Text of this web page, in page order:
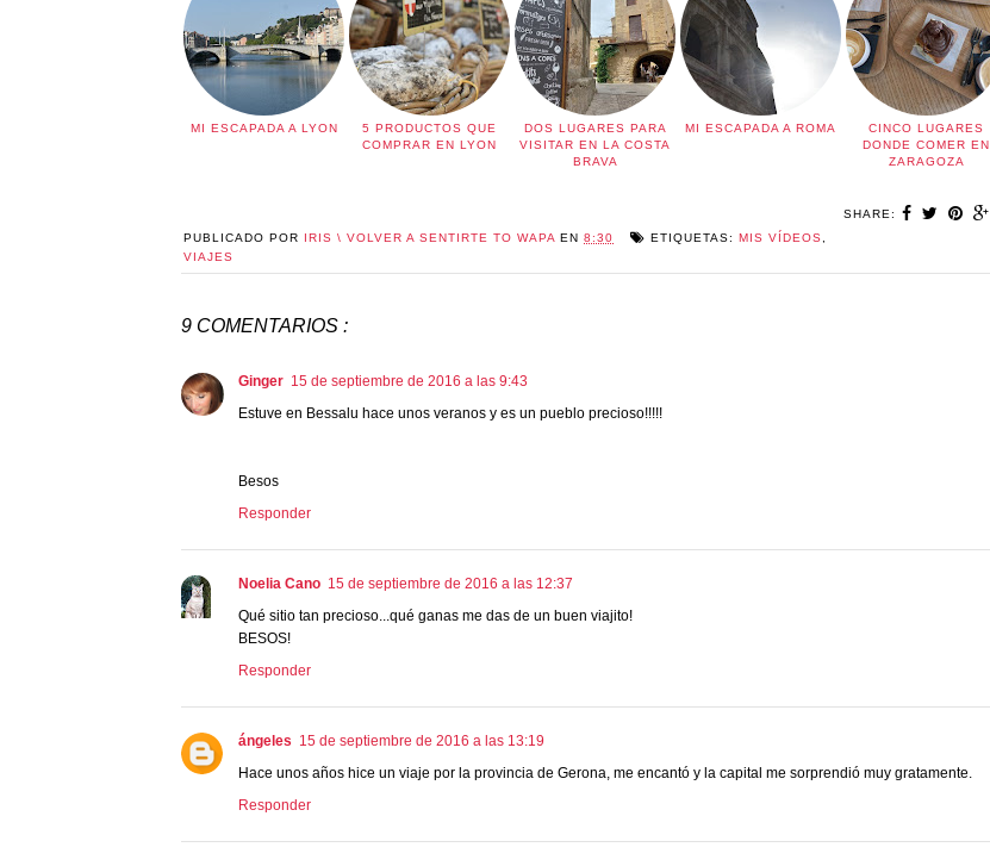
MI ESCAPADA A LYON
5 PRODUCTOS QUE
COMPRAR EN LYON
DOS LUGARES PARA
VISITAR EN LA COSTA
BRAVA
MI ESCAPADA A ROMA
CINCO LUGARES
DONDE COMER EN
ZARAGOZA
SHARE:
PUBLICADO POR IRIS \ VOLVER A SENTIRTE TO WAPA EN 8:30 ETIQUETAS: MIS VÍDEOS
VIAJES
9 COMENTARIOS :
Ginger 15 de septiembre de 2016 a las 9:43
Estuve en Bessalu hace unos veranos y es un pueblo precioso!!!!!
Besos
Responder
Noelia Cano 15 de septiembre de 2016 a las 12:37
Qué sitio tan precioso...qué ganas me das de un buen viajito!
BESOS!
Responder
ángeles 15 de septiembre de 2016 a las 13:19
Hace unos años hice un viaje por la provincia de Gerona, me encantó y la capital me sorprendió muy gratamente.
Responder